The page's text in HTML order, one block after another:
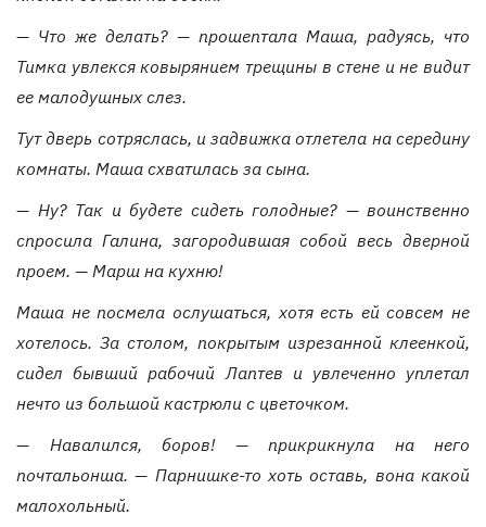
— Что же делать? — прошептала Маша, радуясь, что
Тимка увлекся ковырянием трещины в стене и не видит
ее малодушных слез.
Тут дверь сотряслась, и задвижка отлетела на середину
комнаты. Маша схватилась за сына.
— Ну? Так и будете сидеть голодные? — воинственно
спросила Галина, загородившая собой весь дверной
проем. — Марш на кухню!
Маша не посмела ослушаться, хотя есть ей совсем не
хотелось. За столом, покрытым изрезанной клеенкой,
сидел бывший рабочий Лаптев и увлеченно уплетал
нечто из большой кастрюли с цветочком.
— Навалился, боров! — прикрикнула на него
почтальонша. — Парнишке-то хоть оставь, вона какой
малохольный.